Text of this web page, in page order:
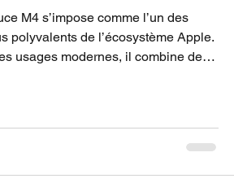
M4 s’impose comme l’un des
polyvalents de l’écosystème Apple.
usages modernes, il combine des